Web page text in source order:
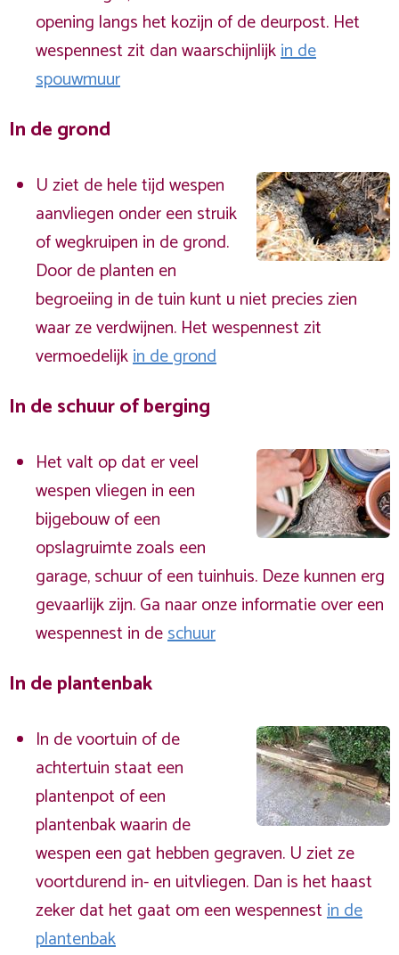
opening langs het kozijn of de deurpost. Het
wespennest zit dan waarschijnlijkin de
spouwmuur
In de grond
U ziet de hele tijd wespen
aanvliegen onder een struik
of wegkruipen in de grond.
Door de planten en
begroeiing in de tuin kunt u niet precies zien
waar ze verdwijnen. Het wespennest zit
vermoedelijkin de grond
In de schuur of berging
Het valt op dat er veel
wespen vliegen in een
bijgebouw of een
opslagruimte zoals een
garage, schuur of een tuinhuis. Deze kunnen erg
gevaarlijk zijn. Ga naar onze informatie over een
wespennest in deschuur
In de plantenbak
In de voortuin of de
achtertuin staat een
plantenpot of een
plantenbak waarin de
wespen een gat hebben gegraven. U ziet ze
voortdurend in- en uitvliegen. Dan is het haast
zeker dat het gaat om een wespennestin de
plantenbak